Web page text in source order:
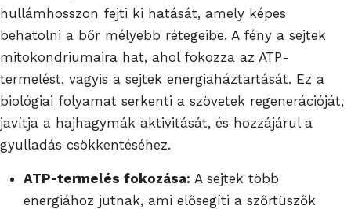
hullámhosszon fejti ki hatását, amely képes
behatolni a bőr mélyebb rétegeibe. A fény a sejtek
mitokondriumaira hat, ahol fokozza az ATP-
termelést, vagyis a sejtek energiaháztartását. Ez a
biológiai folyamat serkenti a szövetek regenerációját,
javítja a hajhagymák aktivitását, és hozzájárul a
gyulladás csökkentéséhez.
ATP-termelés fokozása: A sejtek több
energiához jutnak, ami elősegíti a szőrtüszők